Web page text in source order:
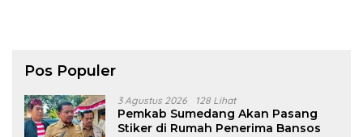
Pos Populer
3 Agustus 2026 128 Lihat
Pemkab Sumedang Akan Pasang
Stiker di Rumah Penerima Bansos